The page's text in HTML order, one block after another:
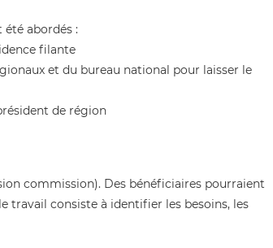
abordés :
filante
et du bureau national pour laisser le
de région
commission). Des bénéficiaires pourraient
travail consiste à identifier les besoins, les